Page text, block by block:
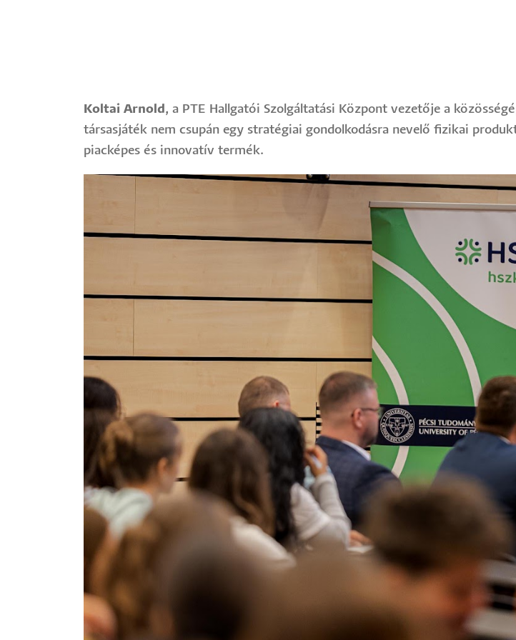
Koltai Arnold, a PTE Hallgatói Szolgáltatási Központ vezetője a
társasjáték nem csupán egy stratégiai gondolkodásra nevelő fizikai
piacképes és innovatív termék.